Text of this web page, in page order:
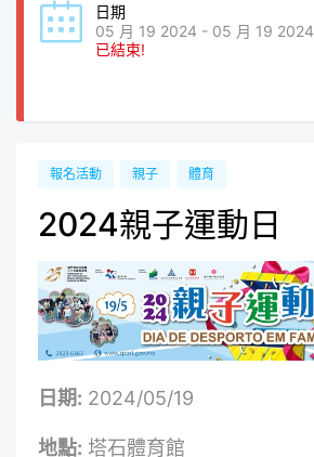
日期
05 月 19 2024 - 05 月 19 2024
已結束!
報名活動 親子 體育
2024親子運動日
日期: 2024/05/19
地點: 塔石體育館